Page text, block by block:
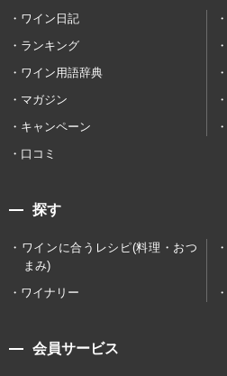
ワイン日記
ランキング
ワイン用語辞典
マガジン
キャンペーン
口コミ
探す
ワインに合うレシピ(料理・おつ
まみ)
ワイナリー
会員サービス